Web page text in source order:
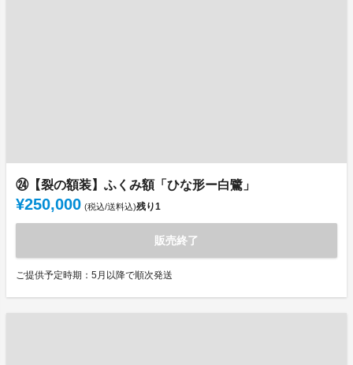
㉔【裂の額装】ふくみ額「ひな形ー白鷺」
¥250,000 (税込/送料込)残り1
販売終了
ご提供予定時期：5月以降で順次発送